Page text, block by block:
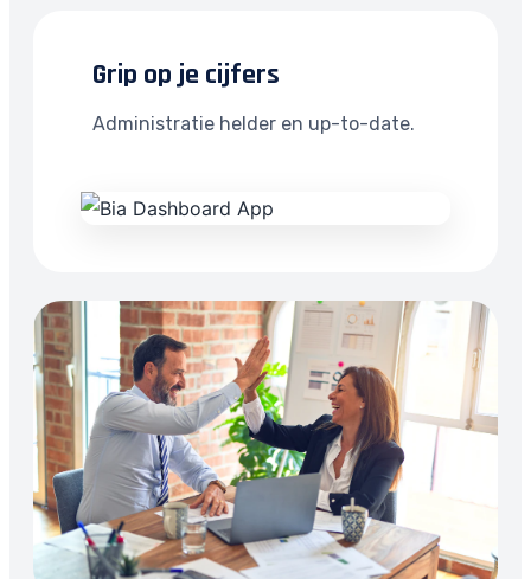
Grip op je cijfers
Administratie helder en up-to-date.